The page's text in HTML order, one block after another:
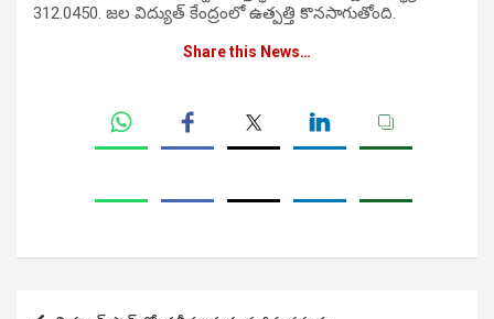
312.0450. జల విద్యుత్ కేంద్రంలో ఉత్పత్తి కొనసాగుతోంది.
Share this News…
Post